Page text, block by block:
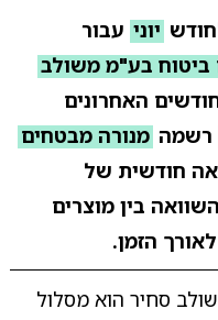
יוני עבור
ביטוח בע"מ משולב
ב-12 החודשים האחרונים
רשמה מנורה מבטחים
חודשית של
בין מוצרים
הזמן.
סחיר הוא מסלול